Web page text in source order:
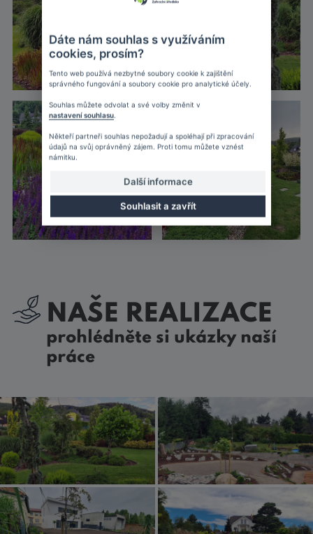
NAŠE REALIZACE
prohlédněte si ukázky naší
práce
Zobrazit realizaci Zobrazit realizaci
Realizace zahrady v Lysé nad
Labem
Zobrazit realizaci
Realizace zahrady na Praze -
Západ
Zobrazit realizaci
Dáte nám souhlas s využíváním
cookies, prosím?
Tento web používá nezbytné soubory cookie k zajištění
správného fungování a soubory cookie pro analytické účely.
Souhlas můžete odvolat a své volby změnit v
nastavení souhlasu.
Někteří partneři souhlas nepožadují a spoléhají při zpracování
údajů na svůj oprávněný zájem. Proti tomu můžete vznést
námitku.
Další informace
Souhlasit a zavřít